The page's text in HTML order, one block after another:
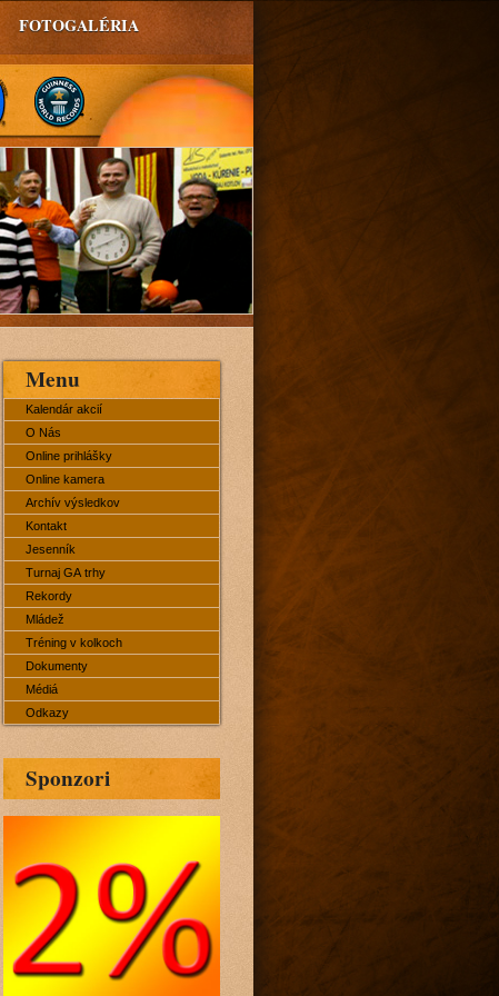
FOTOGALÉRIA
Menu
Kalendár akcií
O Nás
Online prihlášky
Online kamera
Archív výsledkov
Kontakt
Jesenník
Turnaj GA trhy
Rekordy
Mládež
Tréning v kolkoch
Dokumenty
Médiá
Odkazy
Sponzori